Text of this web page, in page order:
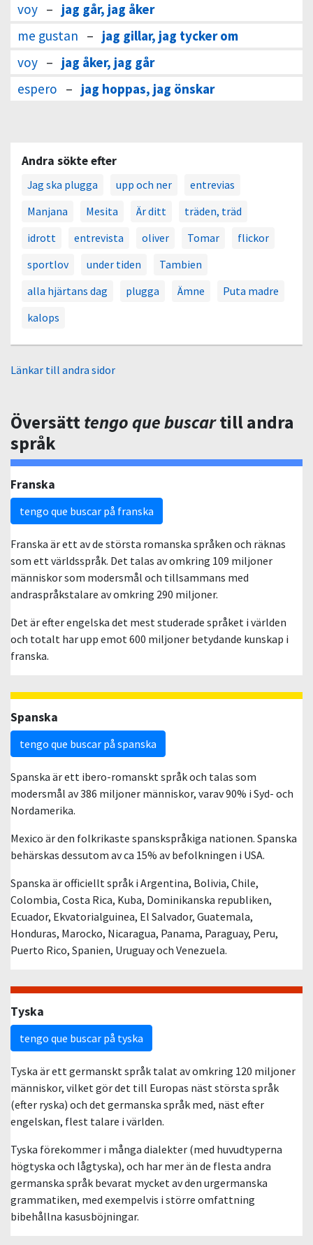
voy – jag går, jag åker
me gustan – jag gillar, jag tycker om
voy – jag åker, jag går
espero – jag hoppas, jag önskar
Andra sökte efter
Jag ska plugga upp och ner
entrevias
Manjana
Mesita Är ditt
träden, träd
idrott
entrevista oliver Tomar
flickor
sportlov
under tiden
Tambien
alla hjärtans dag
plugga Ämne
Puta madre
kalops
Länkar till andra sidor
Översätttengo que buscartill andra
språk
Franska
tengo que buscar på franska
Franska är ett av de största romanska språken och räknas
som ett världsspråk. Det talas av omkring 109 miljoner
människor som modersmål och tillsammans med
andraspråkstalare av omkring 290 miljoner.
Det är efter engelska det mest studerade språket i världen
och totalt har upp emot 600 miljoner betydande kunskap i
franska.
Spanska
tengo que buscar på spanska
Spanska är ett ibero-romanskt språk och talas som
modersmål av 386 miljoner människor, varav 90% i Syd- och
Nordamerika.
Mexico är den folkrikaste spanskspråkiga nationen. Spanska
behärskas dessutom av ca 15% av befolkningen i USA.
Spanska är officiellt språk i Argentina, Bolivia, Chile,
Colombia, Costa Rica, Kuba, Dominikanska republiken,
Ecuador, Ekvatorialguinea, El Salvador, Guatemala,
Honduras, Marocko, Nicaragua, Panama, Paraguay, Peru,
Puerto Rico, Spanien, Uruguay och Venezuela.
Tyska
tengo que buscar på tyska
Tyska är ett germanskt språk talat av omkring 120 miljoner
människor, vilket gör det till Europas näst största språk
(efter ryska) och det germanska språk med, näst efter
engelskan, flest talare i världen.
Tyska förekommer i många dialekter (med huvudtyperna
högtyska och lågtyska), och har mer än de flesta andra
germanska språk bevarat mycket av den urgermanska
grammatiken, med exempelvis i större omfattning
bibehållna kasusböjningar.